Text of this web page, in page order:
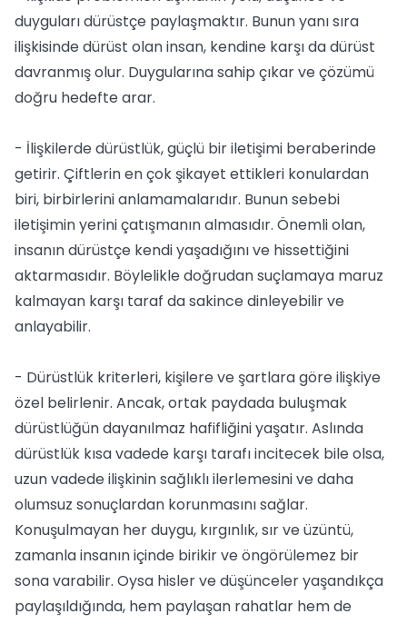
duyguları dürüstçe paylaşmaktır. Bunun yanı sıra
ilişkisinde dürüst olan insan, kendine karşı da dürüst
davranmış olur. Duygularına sahip çıkar ve çözümü
doğru hedefte arar.
- İlişkilerde dürüstlük, güçlü bir iletişimi beraberinde
getirir. Çiftlerin en çok şikayet ettikleri konulardan
biri, birbirlerini anlamamalarıdır. Bunun sebebi
iletişimin yerini çatışmanın almasıdır. Önemli olan,
insanın dürüstçe kendi yaşadığını ve hissettiğini
aktarmasıdır. Böylelikle doğrudan suçlamaya maruz
kalmayan karşı taraf da sakince dinleyebilir ve
anlayabilir.
- Dürüstlük kriterleri, kişilere ve şartlara göre ilişkiye
özel belirlenir. Ancak, ortak paydada buluşmak
dürüstlüğün dayanılmaz hafifliğini yaşatır. Aslında
dürüstlük kısa vadede karşı tarafı incitecek bile olsa,
uzun vadede ilişkinin sağlıklı ilerlemesini ve daha
olumsuz sonuçlardan korunmasını sağlar.
Konuşulmayan her duygu, kırgınlık, sır ve üzüntü,
zamanla insanın içinde birikir ve öngörülemez bir
sona varabilir. Oysa hisler ve düşünceler yaşandıkça
paylaşıldığında, hem paylaşan rahatlar hem de